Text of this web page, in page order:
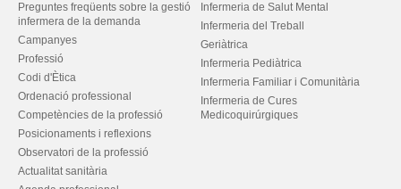
Preguntes freqüents sobre la gestió
infermera de la demanda
Campanyes
Professió
Codi d'Ètica
Ordenació professional
Competències de la professió
Posicionaments i reflexions
Observatori de la professió
Actualitat sanitària
Infermeria de Salut Mental
Infermeria del Treball
Geriàtrica
Infermeria Pediàtrica
Infermeria Familiar i Comunitària
Infermeria de Cures
Medicoquirúrgiques